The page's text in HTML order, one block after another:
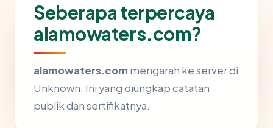
Seberapa terpercaya
alamowaters.com?
alamowaters.com mengarah ke server di
Unknown. Ini yang diungkap catatan
publik dan sertifikatnya.